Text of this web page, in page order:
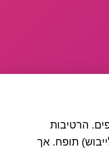
הרטיבות
תופח. אך